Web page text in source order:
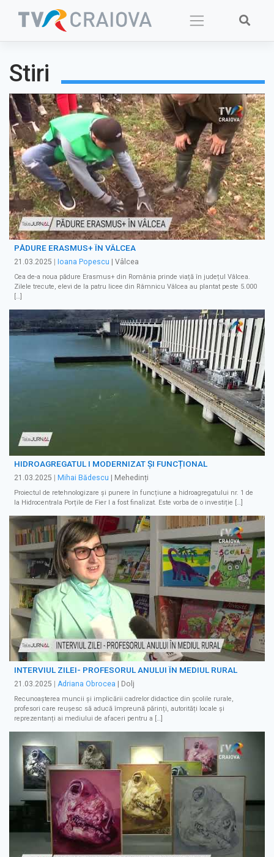
Stiri
PĂDURE ERASMUS+ ÎN VÂLCEA
21.03.2025 Ioana Popescu | Vâlcea
Cea de-a noua pădure Erasmus+ din România prinde viață în județul Vâlcea.
Zilele trecute, elevi de la patru licee din Râmnicu Vâlcea au plantat peste 5.000
[…]
HIDROAGREGATUL I MODERNIZAT ȘI FUNCȚIONAL
21.03.2025 Mihai Bădescu | Mehedinți
Proiectul de retehnologizare și punere în funcțiune a hidroagregatului nr. 1 de
la Hidrocentrala Porțile de Fier I a fost finalizat. Este vorba de o investiție […]
INTERVIUL ZILEI- PROFESORUL ANULUI ÎN MEDIUL RURAL
21.03.2025 Adriana Obrocea | Dolj
Recunoașterea muncii și implicării cadrelor didactice din școlile rurale,
profesori care reușesc să aducă împreună părinți, autorități locale și
reprezentanți ai mediului de afaceri pentru a […]